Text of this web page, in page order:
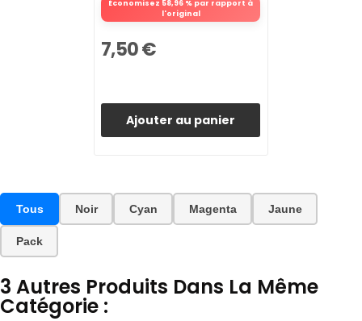
Économisez 58,96 % par rapport à
l'original
7,50 €
Ajouter au panier
Tous Noir Cyan Magenta Jaune
Pack
3 Autres Produits Dans La Même
Catégorie :